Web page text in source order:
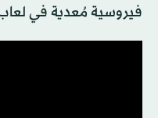
فيروسية مُعدية في